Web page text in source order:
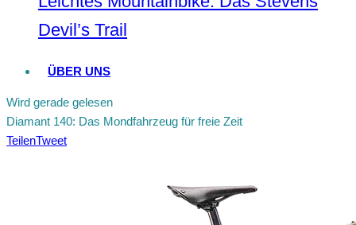
Devil’s Trail
ÜBER UNS
Wird gerade gelesen
Diamant 140: Das Mondfahrzeug für freie Zeit
TeilenTweet